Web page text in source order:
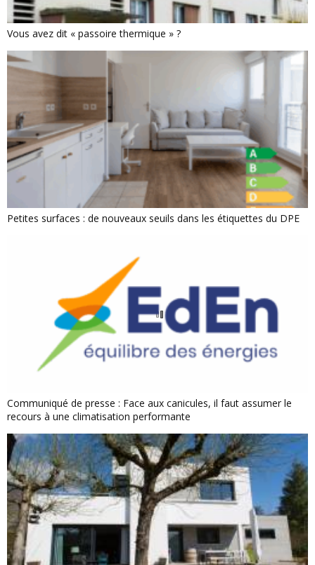
Vous avez dit « passoire thermique » ?
Petites surfaces : de nouveaux seuils dans les étiquettes du DPE
Communiqué de presse : Face aux canicules, il faut assumer le
recours à une climatisation performante